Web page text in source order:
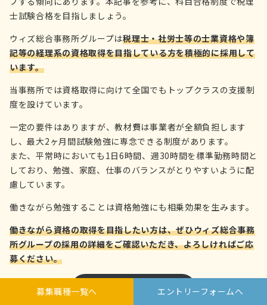
士試験合格を目指しましょう。
ウィズ総合事務所グループは税理士・社労士等の士業資格や簿
記等の経理系の資格取得を目指している方を積極的に採用して
います。
当事務所では資格取得に向けて全国でもトップクラスの支援制
度を設けています。
一定の要件はありますが、教材費は事業者が全額負担します
し、最大2ヶ月間試験勉強に専念できる制度があります。
また、平常時においても1日6時間、週30時間を標準勤務時間と
しており、勉強、家庭、仕事のバランスがとりやすいように配
慮しています。
働きながら勉強することは資格勉強にも相乗効果を生みます。
働きながら資格の取得を目指したい方は、ぜひウィズ総合事務
所グループの採用の詳細をご確認いただき、よろしければご応
募ください。
採用の詳細を確認する
募集職種一覧へ エントリーフォームへ